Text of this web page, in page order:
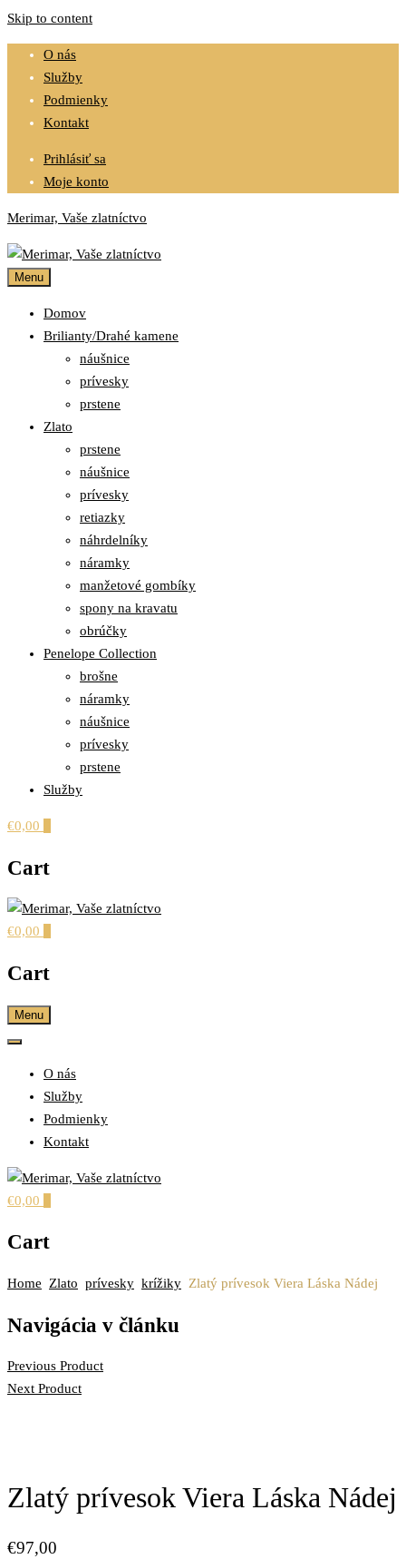
Skip to content
O nás
Služby
Podmienky
Kontakt
Prihlásiť sa
Moje konto
Merimar, Vaše zlatníctvo
Menu
Domov
Brilianty/Drahé kamene
náušnice
prívesky
prstene
Zlato
prstene
náušnice
prívesky
retiazky
náhrdelníky
náramky
manžetové gombíky
spony na kravatu
obrúčky
Penelope Collection
brošne
náramky
náušnice
prívesky
prstene
Služby
€0,00
Cart
€0,00
Cart
Menu
O nás
Služby
Podmienky
Kontakt
ZLATNÍCTVO
€0,00
Cart
Home Zlato prívesky krížiky Zlatý prívesok Viera Láska Nádej
Navigácia v článku
Previous Product
Next Product
Zlatý prívesok Viera Láska Nádej
€97,00